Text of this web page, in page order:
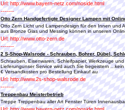
Url: http://www.bayern-netz.com/noside.html
-------
Otto Zern Handgefertigte Designer Lampen mit
Otto Zern Licht und Lampendesign für den Innen und
aus Bronze Glas und Messing können in unseren
Url: http://www.otto-zern.de
-------
2 S-Shop-Walsrode - Schrauben, Bohrer, Dübel,
Schrauben, Eisenwaren, Schleifpapier, Werkzeuge
Lieferungunser Service wird auch Sie begeistern
€ Versandkosten pro Bestellung Einkauf au
Url: http://www.2s-shop-walsrode.de
-------
Treppenbau Meisterbetrieb
Treppe Treppenbau aller Art Fenster Türen